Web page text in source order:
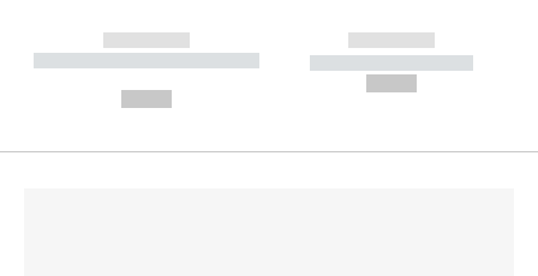
------------
----------- ----------- --------
------------
----------- -----------